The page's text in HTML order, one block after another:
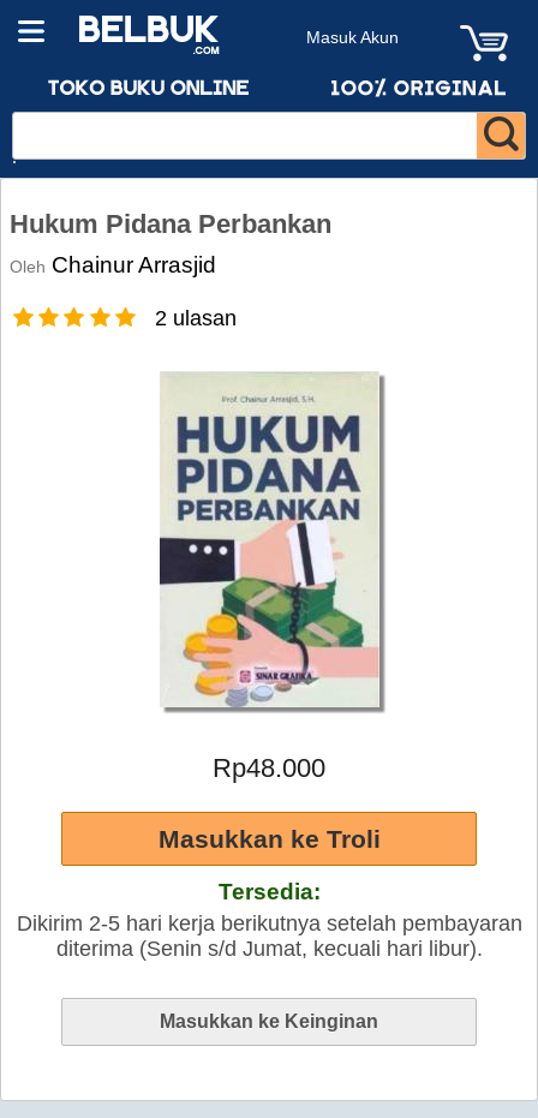
Masuk Akun
Hukum Pidana Perbankan
Oleh Chainur Arrasjid
2 ulasan
Rp48.000
Tersedia:
Dikirim 2-5 hari kerja berikutnya setelah pembayaran
diterima (Senin s/d Jumat, kecuali hari libur).